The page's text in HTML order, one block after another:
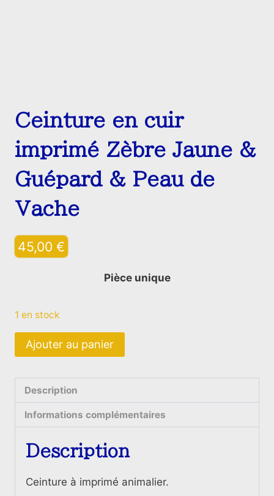
Ceinture en cuir
imprimé Zèbre Jaune &
Guépard & Peau de
Vache
45,00 €
Pièce unique
1 en stock
quantité
de
en
cuir
imprimé
Jaune
Guépard
Ajouter au panier
Description
Informations complémentaires
Description
Ceinture à imprimé animalier.